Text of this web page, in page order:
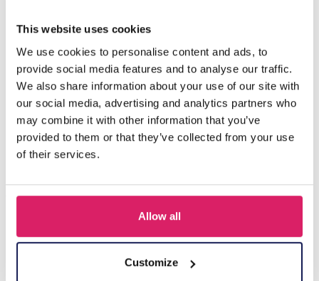
This website uses cookies
We use cookies to personalise content and ads, to
provide social media features and to analyse our traffic.
We also share information about your use of our site with
our social media, advertising and analytics partners who
may combine it with other information that you’ve
provided to them or that they’ve collected from your use
of their services.
Allow all
Customize
D'autres ont acheté aussi
H-E25.2 B938-003-1 Bracelet Shells
Connectez-vous pour les prix